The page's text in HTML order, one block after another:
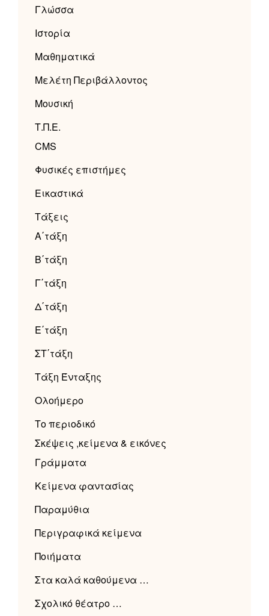
Γλώσσα
Ιστορία
Μαθηματικά
Μελέτη Περιβάλλοντος
Μουσική
Τ.Π.Ε.
CMS
Φυσικές επιστήμες
Εικαστικά
Τάξεις
Α΄τάξη
Β΄τάξη
Γ΄τάξη
Δ΄τάξη
Ε΄τάξη
ΣΤ΄τάξη
Τάξη Ένταξης
Ολοήμερο
Το περιοδικό
Σκέψεις ,κείμενα & εικόνες
Γράμματα
Κείμενα φαντασίας
Παραμύθια
Περιγραφικά κείμενα
Ποιήματα
Στα καλά καθούμενα …
Σχολικό θέατρο …